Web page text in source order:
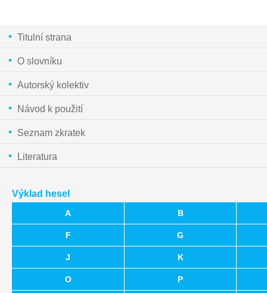
Titulní strana
O slovníku
Autorský kolektiv
Návod k použití
Seznam zkratek
Literatura
Výklad hesel
A B
F G
J K
O P